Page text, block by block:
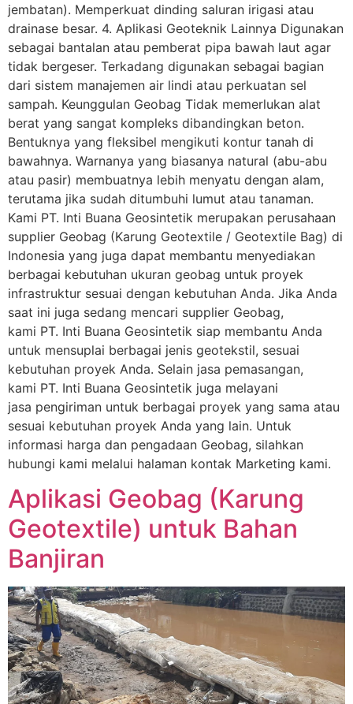
jembatan). Memperkuat dinding saluran irigasi atau
drainase besar. 4. Aplikasi Geoteknik Lainnya Digunakan
sebagai bantalan atau pemberat pipa bawah laut agar
tidak bergeser. Terkadang digunakan sebagai bagian
dari sistem manajemen air lindi atau perkuatan sel
sampah. Keunggulan Geobag Tidak memerlukan alat
berat yang sangat kompleks dibandingkan beton.
Bentuknya yang fleksibel mengikuti kontur tanah di
bawahnya. Warnanya yang biasanya natural (abu-abu
atau pasir) membuatnya lebih menyatu dengan alam,
terutama jika sudah ditumbuhi lumut atau tanaman.
Kami PT. Inti Buana Geosintetik merupakan perusahaan
supplier Geobag (Karung Geotextile / Geotextile Bag) di
Indonesia yang juga dapat membantu menyediakan
berbagai kebutuhan ukuran geobag untuk proyek
infrastruktur sesuai dengan kebutuhan Anda. Jika Anda
saat ini juga sedang mencari supplier Geobag,
kami PT. Inti Buana Geosintetik siap membantu Anda
untuk mensuplai berbagai jenis geotekstil, sesuai
kebutuhan proyek Anda. Selain jasa pemasangan,
kami PT. Inti Buana Geosintetik juga melayani
jasa pengiriman untuk berbagai proyek yang sama atau
sesuai kebutuhan proyek Anda yang lain. Untuk
informasi harga dan pengadaan Geobag, silahkan
hubungi kami melalui halaman kontak Marketing kami.
Aplikasi Geobag (Karung
Geotextile) untuk Bahan
Banjiran